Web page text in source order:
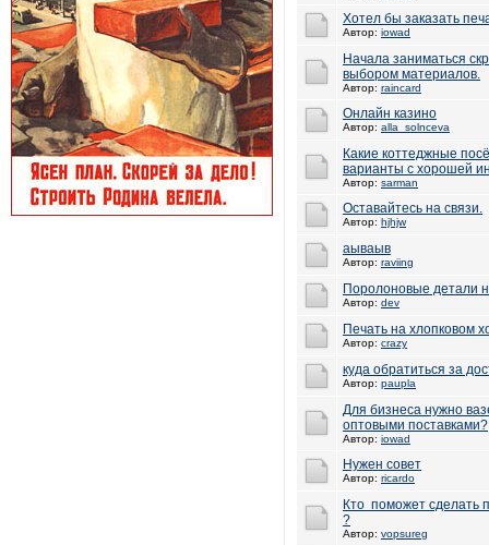
Хотел бы заказать
Автор: iowad
Начала заниматься
выбором материалов.
Автор: raincard
Онлайн казино
Автор: alla_solnceva
Какие коттеджные
варианты с хорошей
Автор: sarman
Оставайтесь на связи.
Автор: hjhjw
аываыв
Автор: raviing
Поролоновые детали
Автор: dev
Печать на хлопковом
Автор: crazy
куда обратиться за
Автор: paupla
Для бизнеса нужно
оптовыми поставками?
Автор: iowad
Нужен совет
Автор: ricardo
Кто поможет сделать
?
Автор: vopsureg